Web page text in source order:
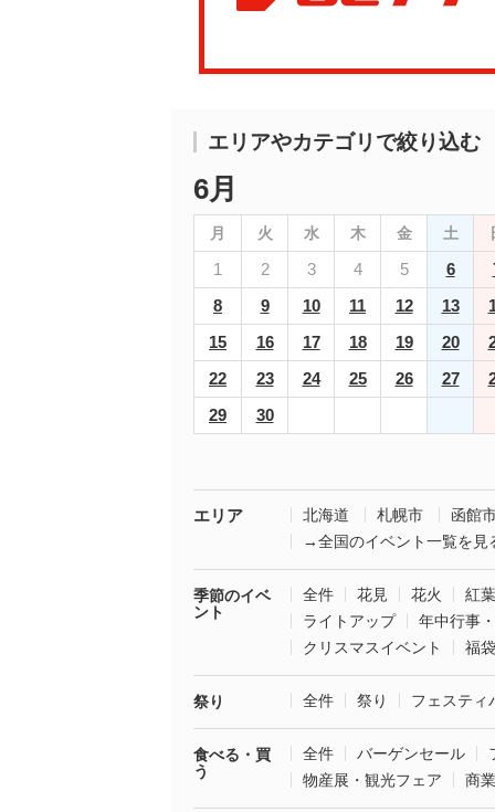
エリアやカテゴリで絞り込む
6月
月 火 水 木 金 土
1 2 3 4 5 6
8
9 10 11 12 13
15
16 17 18 19 20
22
23 24 25 26 27
29
30
エリア 北海道 札幌市
函館
→全国のイベント一覧を見
季節のイベ
ント
全件 花見 花火
紅葉
ライトアップ
年中行事
クリスマスイベント
福
祭り 全件 祭り フェスティ
食べる・買
う
全件 バーゲンセール
物産展・観光フェア
商